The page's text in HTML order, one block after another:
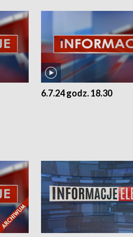
6.7.24 godz. 18.30